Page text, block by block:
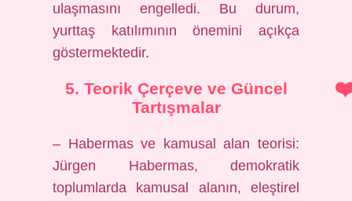
ulaşmasını engelledi. Bu durum,
yurttaş katılımının önemini açıkça
göstermektedir.
5. Teorik Çerçeve ve Güncel
Tartışmalar
– Habermas ve kamusal alan teorisi:
Jürgen Habermas, demokratik
toplumlarda kamusal alanın, eleştirel